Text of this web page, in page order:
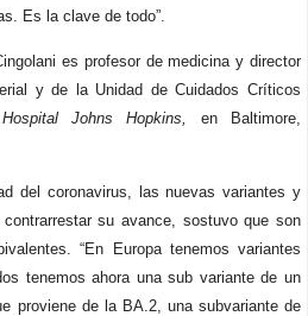
Es la clave de todo”.
es profesor de medicina y director
y de la Unidad de Cuidados Críticos
Hospital Johns Hopkins, en Baltimore,
del coronavirus, las nuevas variantes y
su avance, sostuvo que son
“En Europa tenemos variantes
tenemos ahora una sub variante de un
proviene de la BA.2, una subvariante de